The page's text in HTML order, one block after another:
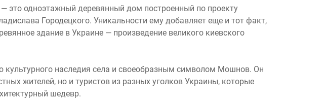
это одноэтажный деревянный дом построенный по проекту
Городецкого. Уникальности ему добавляет еще и тот факт,
здание в Украине — произведение великого киевского
культурного наследия села и своеобразным символом Мошнов. Он
жителей, но и туристов из разных уголков Украины, которые
шедевр.